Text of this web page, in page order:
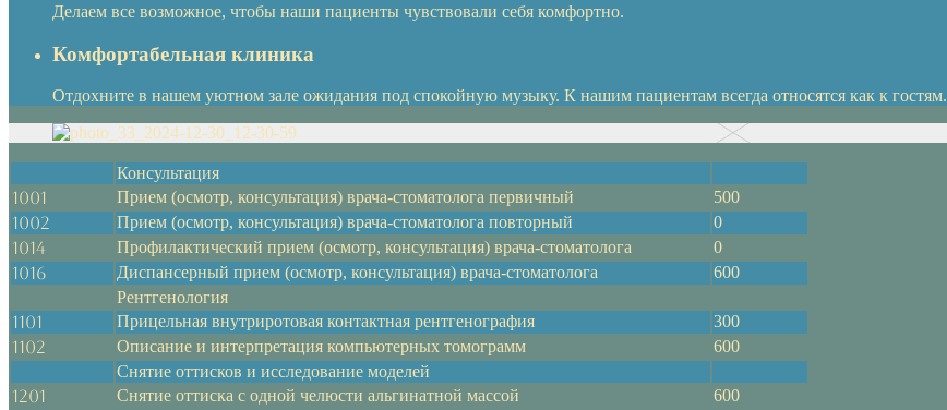
Делаем все возможное, чтобы наши пациенты чувствовали себя комфортно.
Комфортабельная клиника
Отдохните в нашем уютном зале ожидания под спокойную музыку. К нашим пациентам всегда относятся как к гостям.
Консультация
1001 Прием (осмотр, консультация) врача-стоматолога первичный 500
1002 Прием (осмотр, консультация) врача-стоматолога повторный 0
1014 Профилактический прием (осмотр, консультация) врача-стоматолога 0
1016 Диспансерный прием (осмотр, консультация) врача-стоматолога
600
Рентгенология
1101 Прицельная внутриротовая контактная рентгенография 300
1102 Описание и интерпретация компьютерных томограмм
600
Снятие оттисков и исследование моделей
1201 Снятие оттиска с одной челюсти альгинатной массой 600